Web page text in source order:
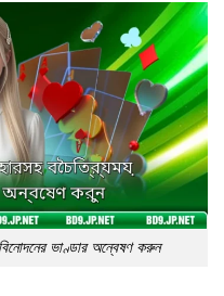
ভাণ্ডার অন্বেষণ করুন